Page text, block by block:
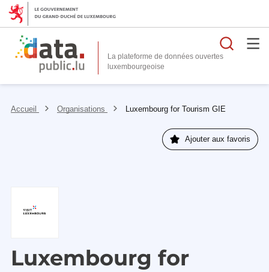
La plateforme de données ouvertes
Accueil Organisations Luxembourg for Tourism GIE
Ajouter aux favoris
Luxembourg for